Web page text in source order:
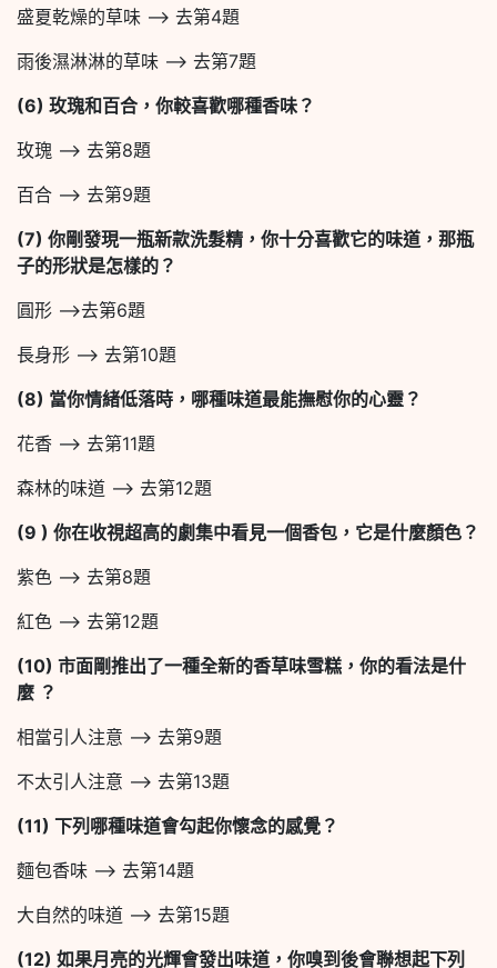
盛夏乾燥的草味 –> 去第4題
雨後濕淋淋的草味 –> 去第7題
(6) 玫瑰和百合，你較喜歡哪種香味？
玫瑰 –> 去第8題
百合 –> 去第9題
(7) 你剛發現一瓶新款洗髮精，你十分喜歡它的味道，那瓶
子的形狀是怎樣的？
圓形 –>去第6題
長身形 –> 去第10題
(8) 當你情緒低落時，哪種味道最能撫慰你的心靈？
花香 –> 去第11題
森林的味道 –> 去第12題
(9 ) 你在收視超高的劇集中看見一個香包，它是什麼顏色？
紫色 –> 去第8題
紅色 –> 去第12題
(10) 市面剛推出了一種全新的香草味雪糕，你的看法是什
麼 ？
相當引人注意 –> 去第9題
不太引人注意 –> 去第13題
(11) 下列哪種味道會勾起你懷念的感覺？
麵包香味 –> 去第14題
大自然的味道 –> 去第15題
(12) 如果月亮的光輝會發出味道，你嗅到後會聯想起下列